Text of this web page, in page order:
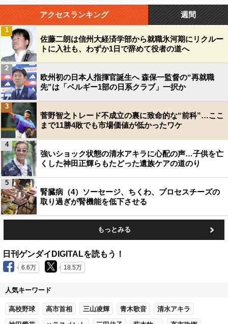
アクセスランキング 週間
佐藤二朗は信州大経済学部から就職氷河期にリクルー
トに入社も、わずか1日で辞めて役者の道へ
1
欧州初の日本人指揮官誕生へ 森保一監督の“再就職
先”は「ベルギー1部の日系クラブ」一択か
2
菅野智之トレード不成立の裏に致命的な“前科”…ここ
まで11勝4敗でも市場価値が低かったワケ
3
強いショック状態の清水アキラに心配の声…子供を亡
くした神田正輝らもたどった遺族ケアの道のり
4
腎臓病（4）ソーセージ、ちくわ、プロセスチーズの
取り過ぎが腎機能を低下させる
5
もっとみる
日刊ゲンダイDIGITALを読もう！
6.6万 18.5万
人気キーワード
高校野球 高市首相 三山凌輝 青木歌音 清水アキラ